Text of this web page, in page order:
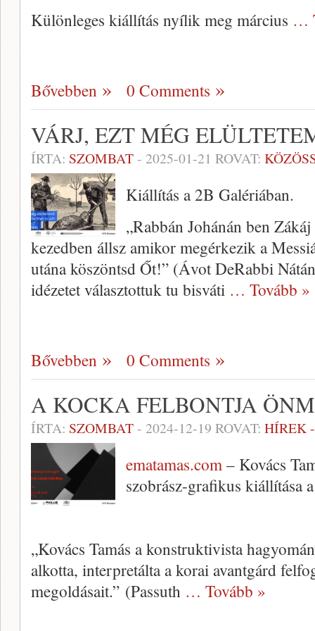
Különleges kiállítás nyílik meg március …
Bővebben 0 Comments
VÁRJ, EZT MÉG
ÍRTA: SZOMBAT- 2025-01-21 ROVAT:
Kiállítás a 2B Galériában.
„Rabbán Johánán ben
kezedben állsz amikor megérkezik a
utána köszöntsd Őt!” (Ávot DeRabbi
idézetet választottuk tu bisváti … Tovább »
Bővebben 0 Comments
A KOCKA FELBONTJA
ÍRTA: SZOMBAT- 2024-12-19 ROVAT: HÍREK
ematamas.com– Kovács
szobrász-grafikus kiállítása
„Kovács Tamás a konstruktivista
alkotta, interpretálta a korai avantgárd
megoldásait.” (Passuth … Tovább »